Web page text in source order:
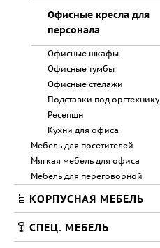
Офисные кресла для
персонала
Офисные шкафы
Офисные тумбы
Офисные стелажи
Подставки под оргтехнику
Ресепшн
Кухни для офиса
Мебель для посетителей
Мягкая мебель для офиса
Мебель для переговорной
КОРПУСНАЯ МЕБЕЛЬ
СПЕЦ. МЕБЕЛЬ